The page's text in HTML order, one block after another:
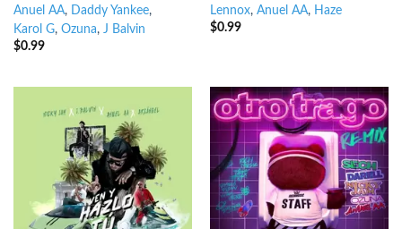
Anuel AA, Daddy Yankee,
Karol G, Ozuna, J Balvin
$0.99
Lennox, Anuel AA, Haze
$0.99